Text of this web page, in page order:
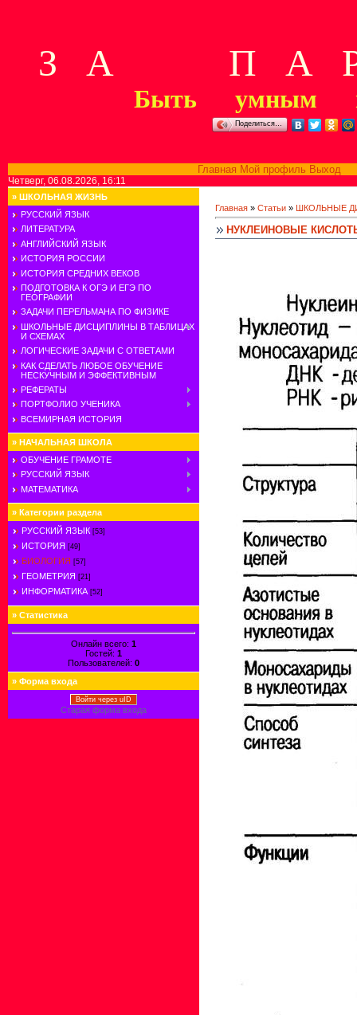
З А П А Р
Быть умным
Поделиться…
Главная Мой профиль Выход
Четверг, 06.08.2026, 16:11
» ШКОЛЬНАЯ ЖИЗНЬ
РУССКИЙ ЯЗЫК
ЛИТЕРАТУРА
АНГЛИЙСКИЙ ЯЗЫК
ИСТОРИЯ РОССИИ
ИСТОРИЯ СРЕДНИХ ВЕКОВ
ПОДГОТОВКА К ОГЭ И ЕГЭ ПО
ГЕОГРАФИИ
ЗАДАЧИ ПЕРЕЛЬМАНА ПО ФИЗИКЕ
ШКОЛЬНЫЕ ДИСЦИПЛИНЫ В ТАБЛИЦАХ
И СХЕМАХ
ЛОГИЧЕСКИЕ ЗАДАЧИ С ОТВЕТАМИ
КАК СДЕЛАТЬ ЛЮБОЕ ОБУЧЕНИЕ
НЕСКУЧНЫМ И ЭФФЕКТИВНЫМ
РЕФЕРАТЫ
ПОРТФОЛИО УЧЕНИКА
ВСЕМИРНАЯ ИСТОРИЯ
» НАЧАЛЬНАЯ ШКОЛА
ОБУЧЕНИЕ ГРАМОТЕ
РУССКИЙ ЯЗЫК
МАТЕМАТИКА
» Категории раздела
РУССКИЙ ЯЗЫК [53]
ИСТОРИЯ [49]
БИОЛОГИЯ [57]
ГЕОМЕТРИЯ [21]
ИНФОРМАТИКА [52]
» Статистика
Онлайн всего: 1
Гостей: 1
Пользователей: 0
» Форма входа
Войти через uID
Старая форма входа
Главная » Статьи » ШКОЛЬНЫЕ
НУКЛЕИНОВЫЕ